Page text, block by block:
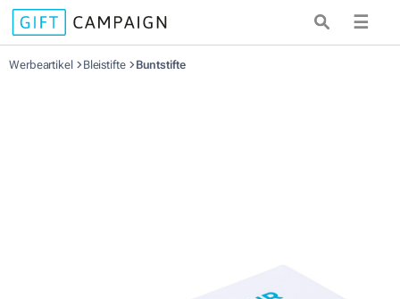
☰
Werbeartikel Bleistifte Buntstifte